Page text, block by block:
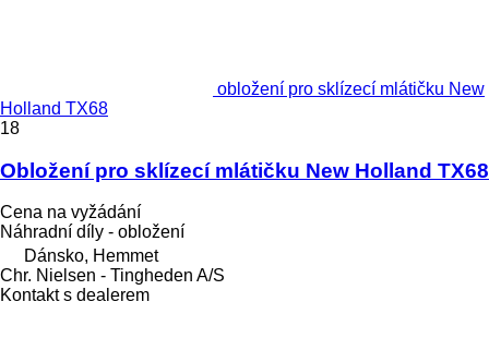
obložení pro sklízecí mlátičku New
Holland TX68
18
Obložení pro sklízecí mlátičku New Holland TX68
Cena na vyžádání
Náhradní díly - obložení
Dánsko, Hemmet
Chr. Nielsen - Tingheden A/S
Kontakt s dealerem